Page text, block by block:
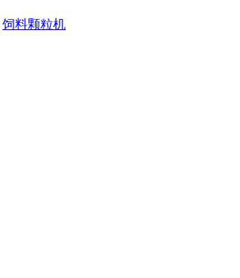
饲料颗粒机